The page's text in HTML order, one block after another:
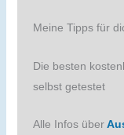
Meine Tipps für
Die besten
selbst getestet
Alle Infos über